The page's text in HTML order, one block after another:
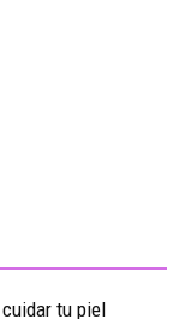
tu piel